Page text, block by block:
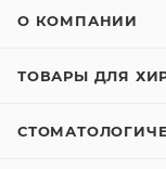
О КОМПАНИИ
ТОВАРЫ ДЛЯ